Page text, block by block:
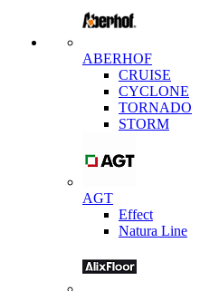
ABERHOF
CRUISE
CYCLONE
TORNADO
STORM
AGT
Effect
Natura Line